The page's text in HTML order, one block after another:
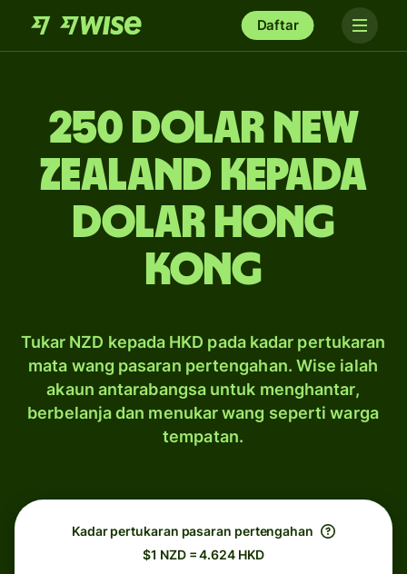
Daftar
250 dolar New
Zealand kepada
dolar Hong
Kong
Tukar NZD kepada HKD pada kadar pertukaran
mata wang pasaran pertengahan. Wise ialah
akaun antarabangsa untuk menghantar,
berbelanja dan menukar wang seperti warga
tempatan.
Kadar pertukaran pasaran pertengahan
$1 NZD = 4.624 HKD